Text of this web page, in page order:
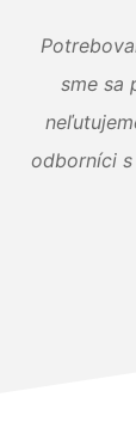
sme sa
odborníci